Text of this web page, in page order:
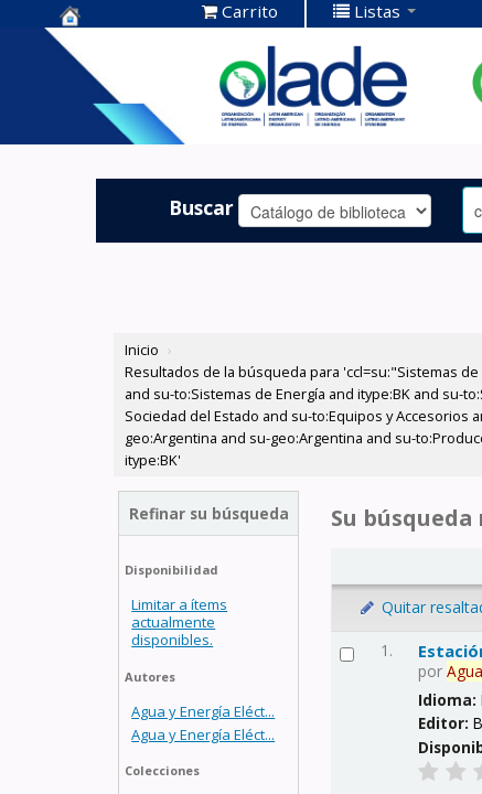
Centro de
Documentación
OLADE -
Carrito Listas
Buscar
Inicio ›
Resultados de la búsqueda para 'ccl=su:"Sistemas de
and su-to:Sistemas de Energía and itype:BK and su-
Sociedad del Estado and su-to:Equipos y Accesorios
geo:Argentina and su-geo:Argentina and su-
itype:BK'
Refinar su búsqueda
Disponibilidad
Limitar a ítems
actualmente
disponibles.
Autores
Agua y Energía Eléct...
Agua y Energía Eléct...
Colecciones
Su
Quitar
1.
porAgua
Idioma:
Editor: